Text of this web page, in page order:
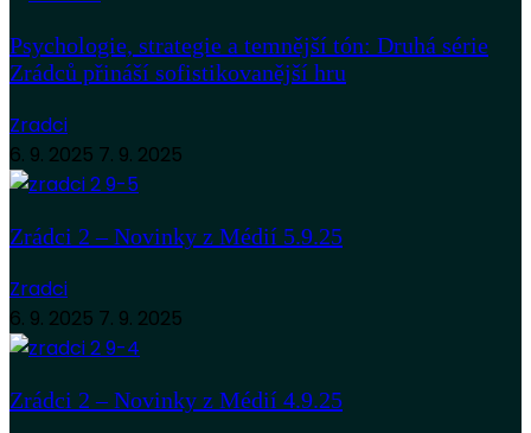
Psychologie, strategie a temnější tón: Druhá série
Zrádců přináší sofistikovanější hru
Zradci
6. 9. 2025 7. 9. 2025
Zrádci 2 – Novinky z Médií 5.9.25
Zradci
6. 9. 2025 7. 9. 2025
Zrádci 2 – Novinky z Médií 4.9.25